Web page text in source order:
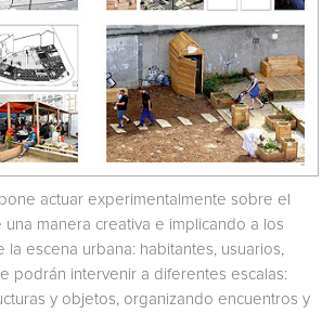
actuar experimentalmente sobre el
manera creativa e implicando a los
la escena urbana: habitantes, usuarios,
podrán intervenir a diferentes escalas:
y objetos, organizando encuentros y